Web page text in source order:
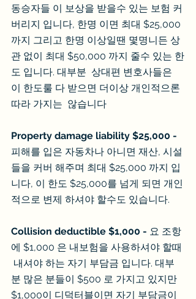
동승자들 이 보상을 받을수 있는 보험 커
버리지 입니다, 한명 이면 최대 $25,000
까지 그리고 한명 이상일땐 몇명니든 상
관 없이 최대 $50,000 까지 줄수 있는 한
도 입니다. 대부분  상대편 변호사들은
이 한도룰 다 받으면 더이상 개인적으론
따라 가지는  않습니다
Property damage liability $25,000 -
피해를 입은 자동차나 아니면 재산, 시설
들을 커버 해주며 최대 $25,000 까지 입
니다, 이 한도 $25,000를 넘게 되면 개인
적으로 변제 하셔야 할수도 있습니다.
Collision deductible $1,000 - 요 조항
에 $1,000 은 내보험을 사용하셔야 할때
내셔야 하는 자기 부담금 입니다. 대부
분 많은 분들이 $500 로 가지고 있지만
$1,000이 디덕터블이면 자기 부담금이